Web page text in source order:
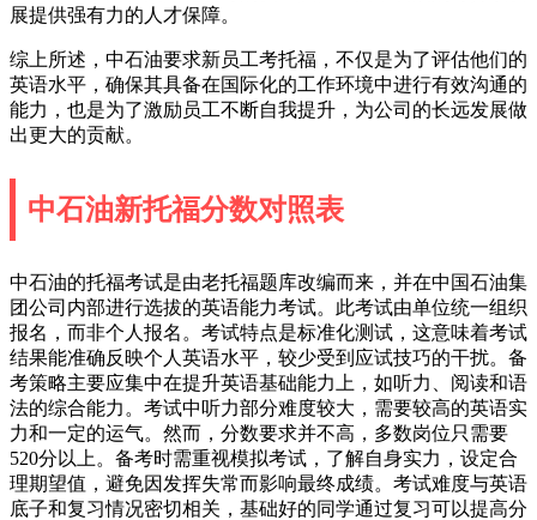
展提供强有力的人才保障。
综上所述，中石油要求新员工考托福，不仅是为了评估他们的
英语水平，确保其具备在国际化的工作环境中进行有效沟通的
能力，也是为了激励员工不断自我提升，为公司的长远发展做
出更大的贡献。
中石油新托福分数对照表
中石油的托福考试是由老托福题库改编而来，并在中国石油集
团公司内部进行选拔的英语能力考试。此考试由单位统一组织
报名，而非个人报名。考试特点是标准化测试，这意味着考试
结果能准确反映个人英语水平，较少受到应试技巧的干扰。备
考策略主要应集中在提升英语基础能力上，如听力、阅读和语
法的综合能力。考试中听力部分难度较大，需要较高的英语实
力和一定的运气。然而，分数要求并不高，多数岗位只需要
520分以上。备考时需重视模拟考试，了解自身实力，设定合
理期望值，避免因发挥失常而影响最终成绩。考试难度与英语
底子和复习情况密切相关，基础好的同学通过复习可以提高分